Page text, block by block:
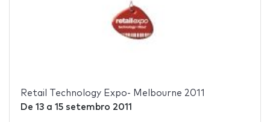
Retail Technology Expo- Melbourne 2011
De 13a 15 setembro 2011